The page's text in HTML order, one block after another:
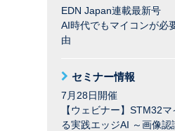
EDN Japan連載最新号
AI時代でもマイコンが必
由
セミナー情報
7月28日開催
【ウェビナー】STM32
る実践エッジAI ～画像認